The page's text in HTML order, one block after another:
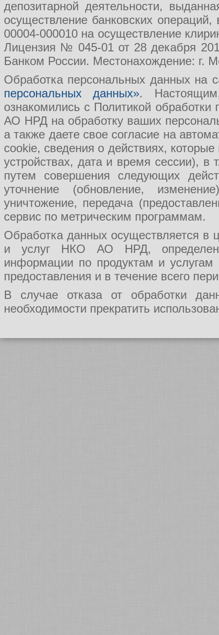
депозитарной деятельности,
осуществление банковских
00004-000010 на осуществление
Лицензия № 045-01 от 28 декабря
Банком России. Местонахождение: г.
Обработка персональных данных на
персональных данных».
ознакомились с Политикой
АО НРД на обработку ваших
а также даете свое согласие на
cookie, сведения о действиях,
устройствах, дата и время сессии), в
путем совершения следующих
уточнение (обновление,
уничтожение, передача
сервис по метрическим программам.
Обработка данных осуществляется в
и услуг НКО АО НРД, определения
информации по продуктам и
предоставления и в течение всего
В случае отказа от обработки
необходимости прекратить